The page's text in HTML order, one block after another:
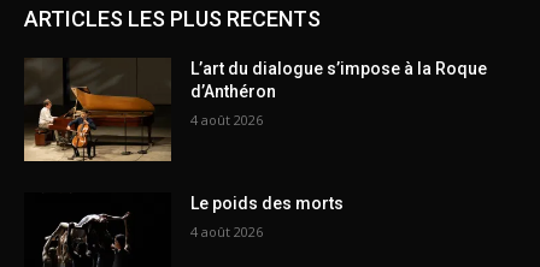
ARTICLES LES PLUS RECENTS
L’art du dialogue s’impose à la Roque
d’Anthéron
4 août 2026
Le poids des morts
4 août 2026